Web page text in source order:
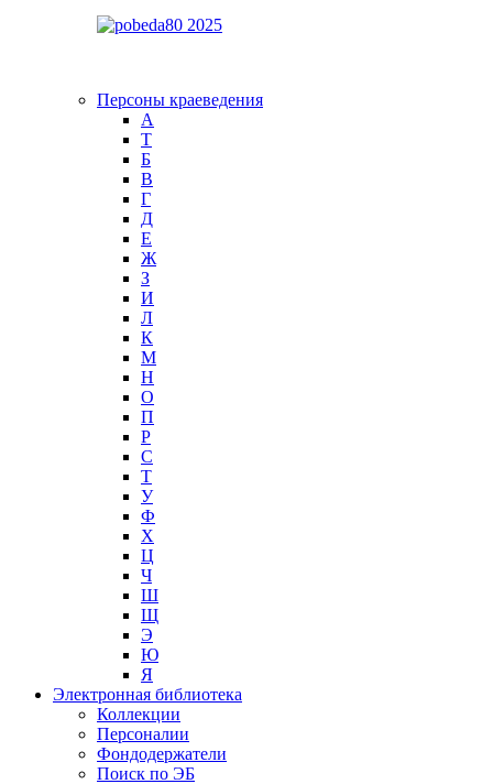
Персоны краеведения
А
T
Б
В
Г
Д
Е
Ж
З
И
Л
К
М
Н
О
П
Р
С
Т
У
Ф
Х
Ц
Ч
Ш
Щ
Э
Ю
Я
Электронная библиотека
Коллекции
Персоналии
Фондодержатели
Поиск по ЭБ